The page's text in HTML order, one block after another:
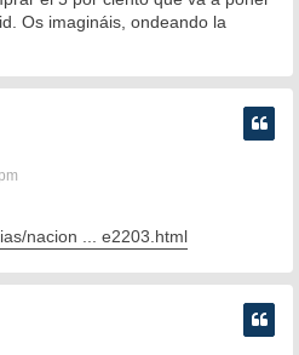
Os imagináis, ondeando la
nacion ... e2203.html